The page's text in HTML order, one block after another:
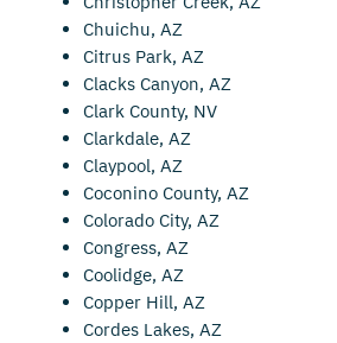
Chuichu, AZ
Citrus Park, AZ
Clacks Canyon, AZ
Clark County, NV
Clarkdale, AZ
Claypool, AZ
Coconino County, AZ
Colorado City, AZ
Congress, AZ
Coolidge, AZ
Copper Hill, AZ
Cordes Lakes, AZ